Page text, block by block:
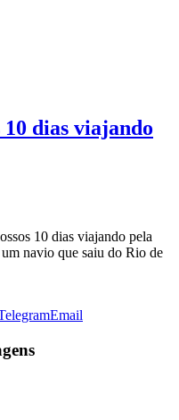
dias viajando
10 dias viajando pela
navio que saiu do Rio de
Email